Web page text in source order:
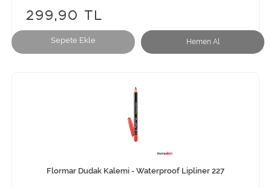
Sepete Ekle Hemen Al
299,90 TL
Flormar Dudak Kalemi - Waterproof Lipliner 227